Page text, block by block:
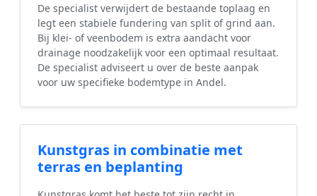
De specialist verwijdert de bestaande toplaag en
legt een stabiele fundering van split of grind aan.
Bij klei- of veenbodem is extra aandacht voor
drainage noodzakelijk voor een optimaal resultaat.
De specialist adviseert u over de beste aanpak
voor uw specifieke bodemtype in Andel.
Kunstgras in combinatie met
terras en beplanting